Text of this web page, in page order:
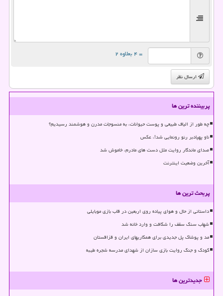
= ۴ بعلاوه ۲
ارسال نظر
پربیننده ترین ها
چه طور از الیاف طبیعی و پوست حیوانات، به منسوجات مدرن و هوشمند رسیدیم؟
ناو پهپادبر رنو رونمایی شد!، عکس
صدای ماندگار روایت مثل دست های مادرم، خاموش شد
آخرین وضعیت اینترنت
پربحث ترین ها
داستانی از حال و هوای پیاده روی اربعین در قاب بازی موبایلی
شهاب سنگ سقف را شکافت و وارد خانه شد
مد و پوشاک پل جدیدی برای همکاریهای ایران و قزاقستان
کودک و جنگ روایت بازی سازان از شهدای مدرسه شجره طیبه
جدیدترین ها